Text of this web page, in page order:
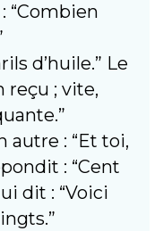
“Combien
d’huile.” Le
reçu ; vite,
autre : “Et toi,
: “Cent
dit : “Voici